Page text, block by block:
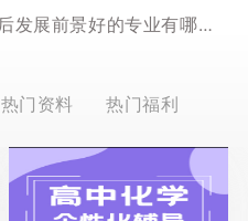
【高三考生必看】毕业后发展前景好的专业有哪些？
热门资料 热门福利